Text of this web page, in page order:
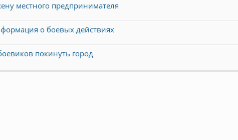
местного предпринимателя
о боевых действиях
покинуть город